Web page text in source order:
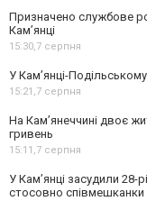
Призначено службове
Кам’янці
15:30,7 серпня
У Кам’янці-
15:21,7 серпня
На Камʼянеччині двоє
гривень
15:11,7 серпня
У Камʼянці засудили 28-
стосовно співмешканки